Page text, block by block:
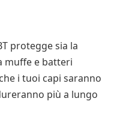
protegge sia la
muffe e batteri
i tuoi capi saranno
più a lungo